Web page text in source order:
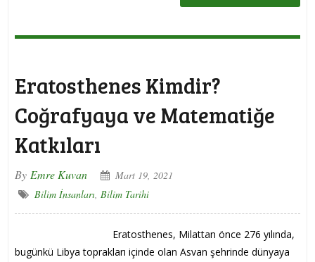
Eratosthenes Kimdir?
Coğrafyaya ve Matematiğe
Katkıları
By Emre Kuvan
Mart 19, 2021
Bilim İnsanları, Bilim Tarihi
Eratosthenes, Milattan önce 276 yılında,
bugünkü Libya toprakları içinde olan Asvan şehrinde dünyaya